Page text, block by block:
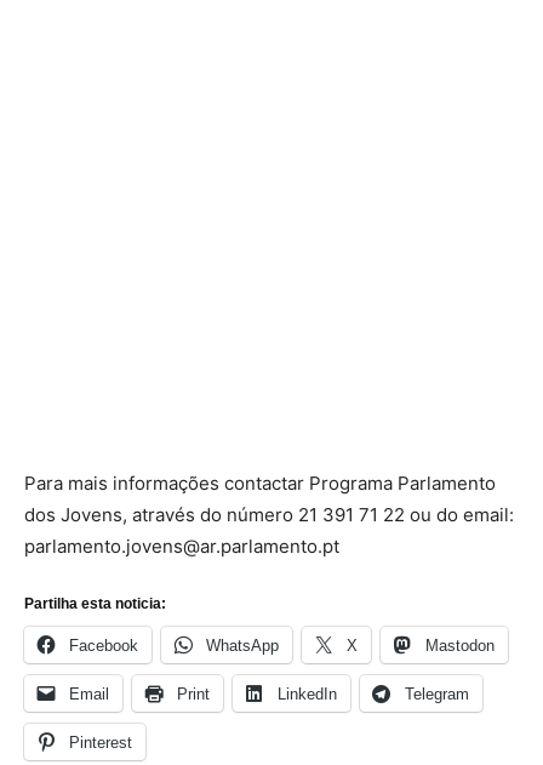
Para mais informações contactar Programa Parlamento
dos Jovens, através do número 21 391 71 22 ou do email:
parlamento.jovens@ar.parlamento.pt
Partilha esta noticia:
Facebook WhatsApp X Mastodon
Email Print LinkedIn Telegram
Pinterest